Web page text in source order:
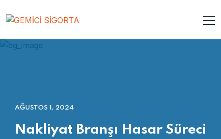
AĞUSTOS 1, 2024
Nakliyat Branşı Hasar Süreci